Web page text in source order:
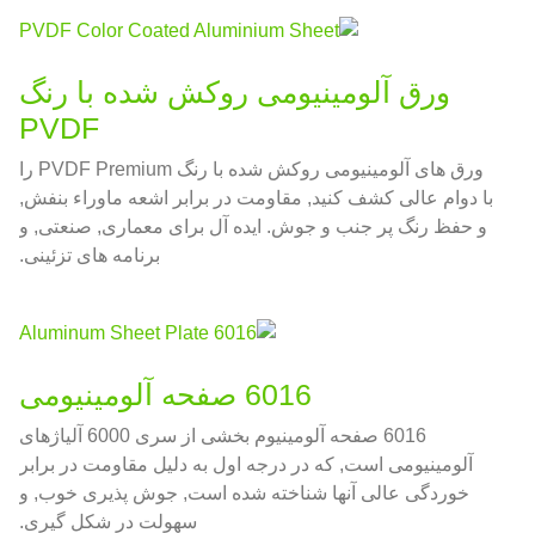
ورق آلومینیومی روکش شده با رنگ
PVDF
ورق های آلومینیومی روکش شده با رنگ PVDF Premium را
با دوام عالی کشف کنید, مقاومت در برابر اشعه ماوراء بنفش,
و حفظ رنگ پر جنب و جوش. ایده آل برای معماری, صنعتی, و
برنامه های تزئینی.
6016 صفحه آلومینیومی
6016 صفحه آلومینیوم بخشی از سری 6000 آلیاژهای
آلومینیومی است, که در درجه اول به دلیل مقاومت در برابر
خوردگی عالی آنها شناخته شده است, جوش پذیری خوب, و
سهولت در شکل گیری.